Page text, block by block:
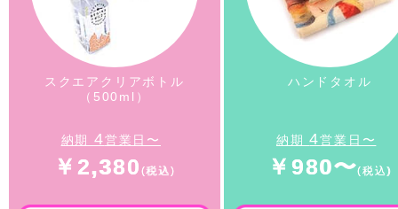
スクエアクリアボトル
（500ml）
納期 4営業日〜
￥2,380
ハンドタオル
納期4営業日〜
￥980〜